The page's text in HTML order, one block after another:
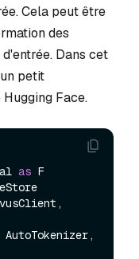
Cela peut être
des
Dans cet
petit
Face.
as
AutoTokenizer,